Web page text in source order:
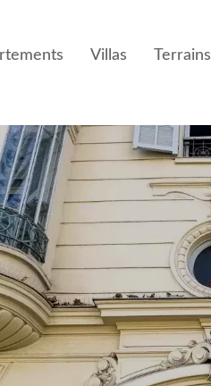
Villas Terrains